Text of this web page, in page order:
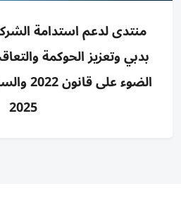
منتدى لدعم استدامة
بدبي وتعزيز الحوكمة
الضوء
2025